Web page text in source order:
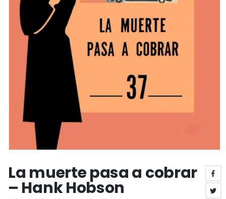
La muerte pasa a cobrar
– Hank Hobson